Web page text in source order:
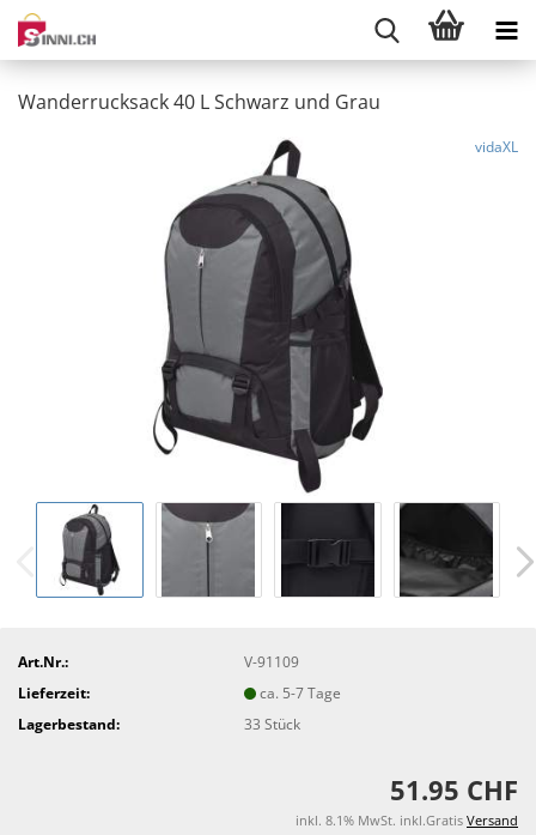
Wanderrucksack 40 L Schwarz und Grau
vidaXL
Art.Nr.:
V-91109
Lieferzeit:
ca. 5-7 Tage
Lagerbestand:
33Stück
51.95 CHF
inkl. 8.1% MwSt. inkl.Gratis Versand